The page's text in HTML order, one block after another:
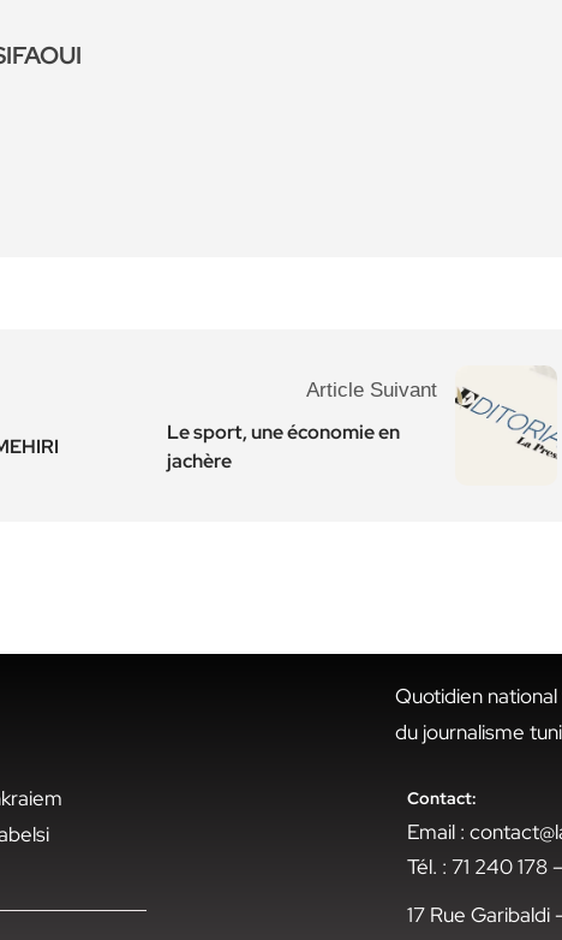
Article Suivant
Le sport, une économie en
jachère
Quotidien
du journalisme
Contact:
Email :
Tél. : 71 240 178
17 Rue Garibaldi